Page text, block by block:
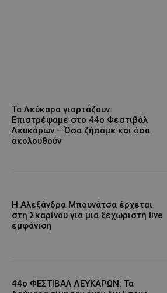
Τα Λεύκαρα γιορτάζουν:
Επιστρέψαμε στο 44ο Φεστιβάλ
Λευκάρων – Όσα ζήσαμε και όσα
ακολουθούν
Η Αλεξάνδρα Μπουνάτσα έρχεται
στη Σκαρίνου για μια ξεχωριστή live
εμφάνιση
44ο ΦΕΣΤΙΒΑΛ ΛΕΥΚΑΡΩΝ: Τα